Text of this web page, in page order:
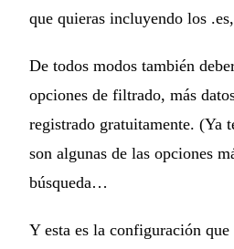
que quieras incluyendo los
De todos modos también
opciones de filtrado, más
registrado gratuitamente. (Ya
son algunas de las opciones
búsqueda…
Y esta es la configuración